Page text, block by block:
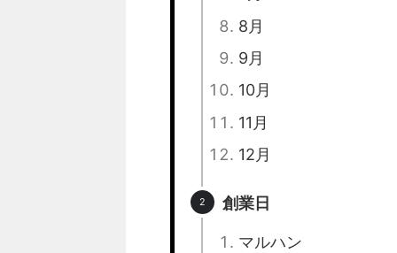
8月
9月
10月
11月
12月
創業日
マルハン